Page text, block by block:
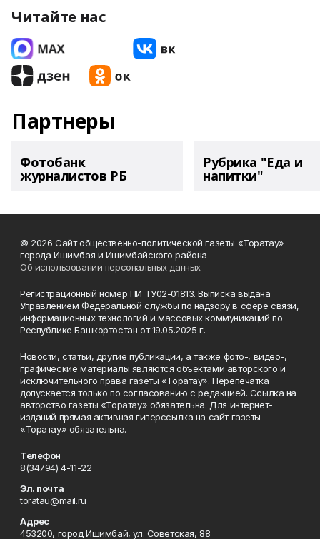
Читайте нас
Партнеры
Фотобанк
журналистов РБ
Рубрика "Еда и
напитки"
© 2026 Сайт общественно-политической газеты «Торатау»
города Ишимбая и Ишимбайского района
Об использовании персональных данных
Регистрационный номер ПИ ТУ02-01813. Выписка выдана
Управлением Федеральной службы по надзору в сфере связи,
информационных технологий и массовых коммуникаций по
Республике Башкортостан от 19.05.2025 г.
Новости, статьи, другие публикации, а также фото-, видео-,
графические материалы являются объектами авторского и
исключительного права газеты «Торатау». Перепечатка
допускается только по согласованию с редакцией. Ссылка на
авторство газеты «Торатау» обязательна. Для интернет-
изданий прямая активная гиперссылка на сайт газеты
«Торатау» обязательна.
Телефон
8(34794) 4-11-22
Эл. почта
toratau@mail.ru
Адрес
453200, город Ишимбай, ул. Советская, 88